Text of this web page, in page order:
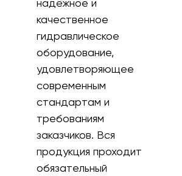
надёжное и
качественное
гидравлическое
оборудование,
удовлетворяющее
современным
стандартам и
требованиям
заказчиков. Вся
продукция проходит
обязательный